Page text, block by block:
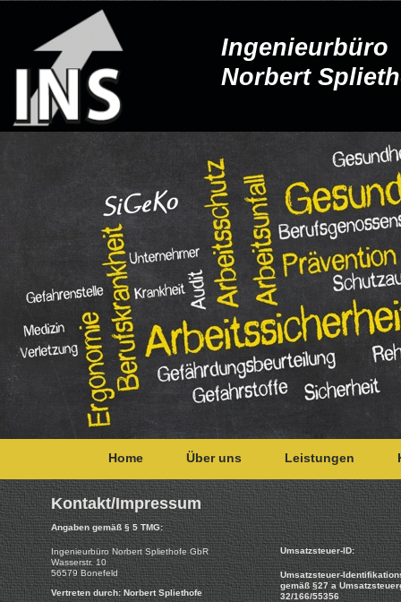
Home Über uns Leistungen
Ingenieurbüro
Norbert
Kontakt/Impressum
Angaben gemäß § 5 TMG:
Ingenieurbüro Norbert Spliethofe GbR
Wasserstr. 10
56579 Bonefeld
Vertreten durch: Norbert Spliethofe
Umsatzsteuer-ID:
Umsatzsteuer-
gemäß §27 a
32/166/55356